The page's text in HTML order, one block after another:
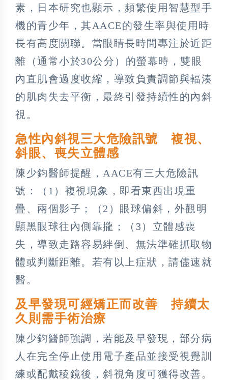
素，日本研究也顯示，頻繁使用智慧型手
機的青少年，其AACE的發生率與使用時
長有高度關聯。當眼睛長時間專注於近距
離（通常小於30公分）的螢幕時，雙眼
內直肌會過度收縮，導致負責調節與輻湊
的肌肉失去平衡，最終引發持續性的內斜
視。
急性內斜視三大危險訊號 複視、
斜眼、喪失立體感
陳少鈞醫師提醒，AACE有三大危險訊
號：（1）複視現象，即看東西出現重
疊、兩個影子；（2）眼球偏斜，外觀明
顯黑眼球往內側靠攏；（3）立體感喪
失，導致走路容易絆倒、無法準確抓取物
體或判斷距離。若有以上症狀，請儘速就
醫。
及早發現可經矯正而改善 持續太
久則需手術治療
陳少鈞醫師強調，若能及早發現，部分病
人在完全停止使用電子產品並接受視覺訓
練或配戴稜鏡後，斜視角度可獲得改善。